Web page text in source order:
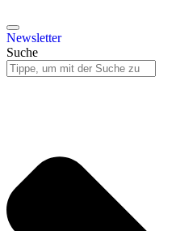
Newsletter
Suche